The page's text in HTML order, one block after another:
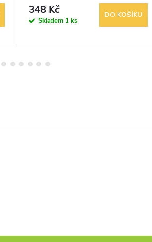
348 Kč
Skladem 1 ks
DO KOŠÍKU